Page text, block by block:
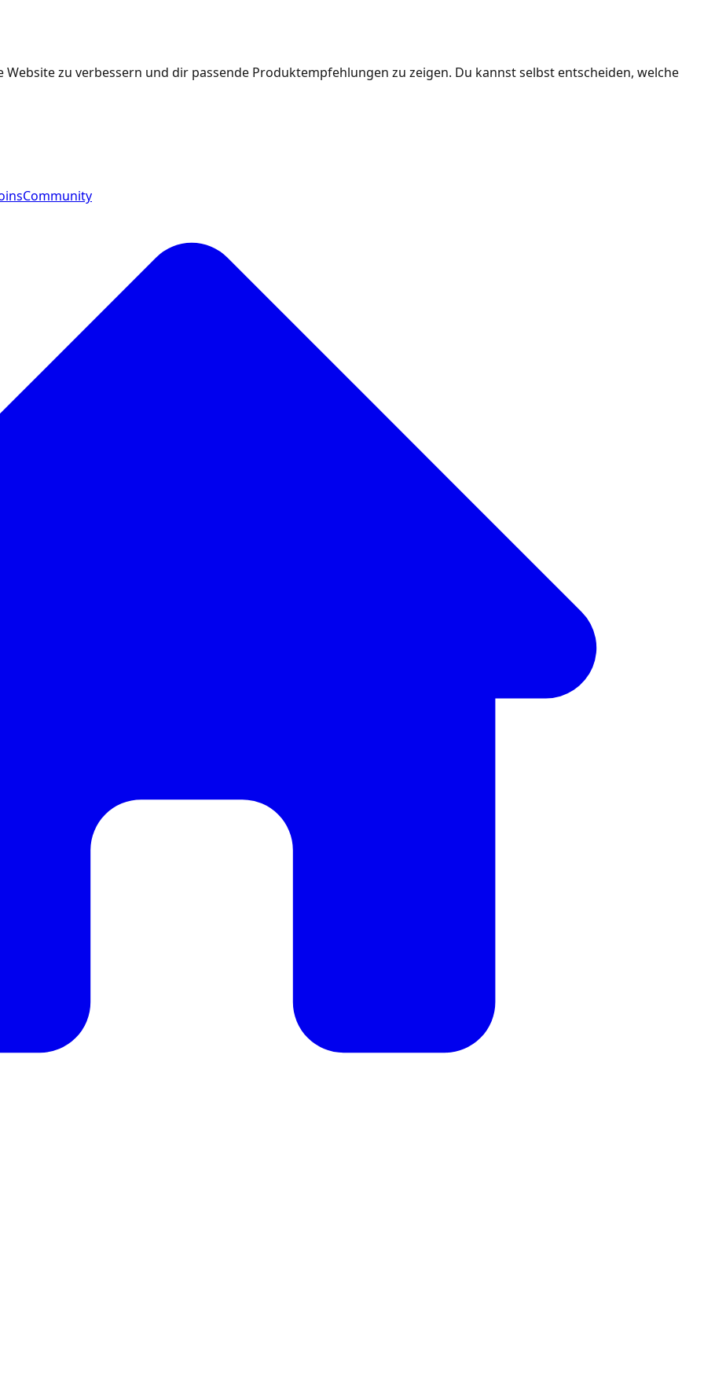
zu verbessern und dir passende Produktempfehlungen zu zeigen. Du kannst selbst entscheiden, welche
Community